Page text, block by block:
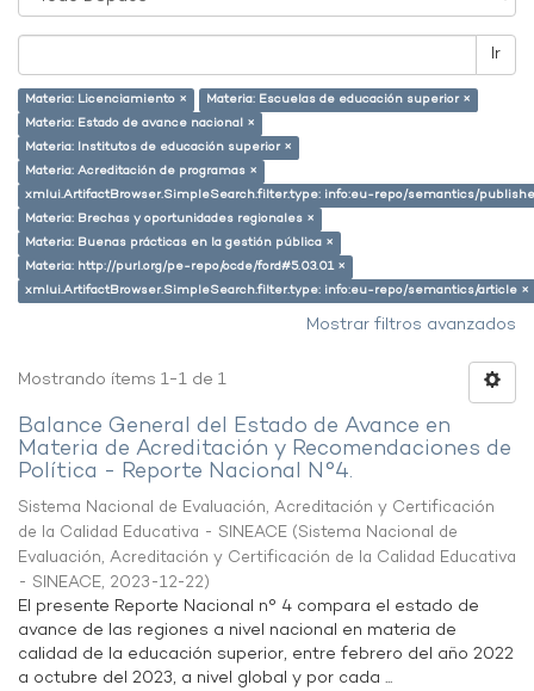
Ir
Materia: Licenciamiento ×
Materia: Escuelas de educación superior ×
Materia: Estado de avance nacional ×
Materia: Institutos de educación superior ×
Materia: Acreditación de programas ×
xmlui.ArtifactBrowser.SimpleSearch.filter.type: info:eu-repo/semantics/
Materia: Brechas y oportunidades regionales ×
Materia: Buenas prácticas en la gestión pública ×
Materia: http://purl.org/pe-repo/ocde/ford#5.03.01 ×
xmlui.ArtifactBrowser.SimpleSearch.filter.type: info:eu-repo/semantics/article ×
Mostrar filtros avanzados
Mostrando ítems 1-1 de 1
Balance General del Estado de Avance en
Materia de Acreditación y Recomendaciones de
Política - Reporte Nacional N°4.
Sistema Nacional de Evaluación, Acreditación y Certificación
de la Calidad Educativa - SINEACE (Sistema Nacional de
Evaluación, Acreditación y Certificación de la Calidad Educativa
- SINEACE, 2023-12-22)
El presente Reporte Nacional n° 4 compara el estado de
avance de las regiones a nivel nacional en materia de
calidad de la educación superior, entre febrero del año 2022
a octubre del 2023, a nivel global y por cada ...